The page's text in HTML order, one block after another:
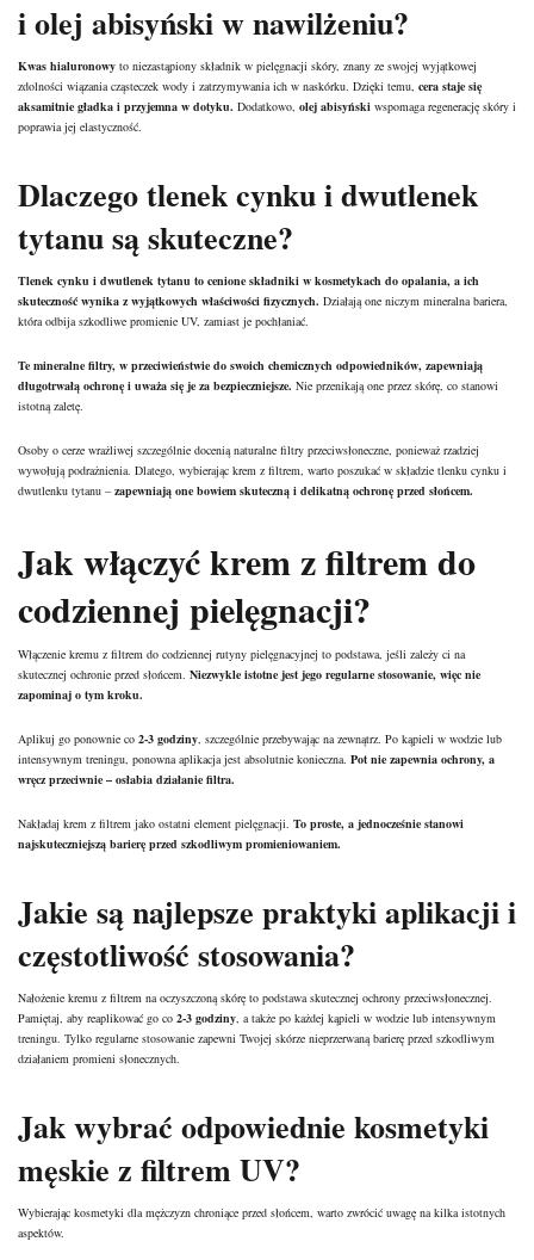
i olej abisyński w nawilżeniu?
Kwas hialuronowy to niezastąpiony składnik w pielęgnacji skóry, znany ze swojej wyjątkowej
zdolności wiązania cząsteczek wody i zatrzymywania ich w naskórku. Dzięki temu, cera staje się
aksamitnie gładka i przyjemna w dotyku. Dodatkowo, olej abisyński wspomaga regenerację skóry i
poprawia jej elastyczność.
Dlaczego tlenek cynku i dwutlenek
tytanu są skuteczne?
Tlenek cynku i dwutlenek tytanu to cenione składniki w kosmetykach do opalania, a ich
skuteczność wynika z wyjątkowych właściwości fizycznych. Działają one niczym mineralna bariera,
która odbija szkodliwe promienie UV, zamiast je pochłaniać.
Te mineralne filtry, w przeciwieństwie do swoich chemicznych odpowiedników, zapewniają
długotrwałą ochronę i uważa się je za bezpieczniejsze. Nie przenikają one przez skórę, co stanowi
istotną zaletę.
Osoby o cerze wrażliwej szczególnie docenią naturalne filtry przeciwsłoneczne, ponieważ rzadziej
wywołują podrażnienia. Dlatego, wybierając krem z filtrem, warto poszukać w składzie tlenku cynku i
dwutlenku tytanu – zapewniają one bowiem skuteczną i delikatną ochronę przed słońcem.
Jak włączyć krem z filtrem do
codziennej pielęgnacji?
Włączenie kremu z filtrem do codziennej rutyny pielęgnacyjnej to podstawa, jeśli zależy ci na
skutecznej ochronie przed słońcem. Niezwykle istotne jest jego regularne stosowanie, więc nie
zapominaj o tym kroku.
Aplikuj go ponownie co 2-3 godziny, szczególnie przebywając na zewnątrz. Po kąpieli w wodzie lub
intensywnym treningu, ponowna aplikacja jest absolutnie konieczna. Pot nie zapewnia ochrony, a
wręcz przeciwnie – osłabia działanie filtra.
Nakładaj krem z filtrem jako ostatni element pielęgnacji. To proste, a jednocześnie stanowi
najskuteczniejszą barierę przed szkodliwym promieniowaniem.
Jakie są najlepsze praktyki aplikacji i
częstotliwość stosowania?
Nałożenie kremu z filtrem na oczyszczoną skórę to podstawa skutecznej ochrony przeciwsłonecznej.
Pamiętaj, aby reaplikować go co 2-3 godziny, a także po każdej kąpieli w wodzie lub intensywnym
treningu. Tylko regularne stosowanie zapewni Twojej skórze nieprzerwaną barierę przed szkodliwym
działaniem promieni słonecznych.
Jak wybrać odpowiednie kosmetyki
męskie z filtrem UV?
Wybierając kosmetyki dla mężczyzn chroniące przed słońcem, warto zwrócić uwagę na kilka istotnych
aspektów.